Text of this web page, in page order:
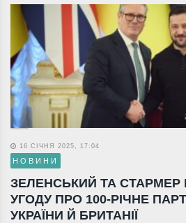
16 СІЧНЯ 2025, 17:04
НОВИНИ
ЗЕЛЕНСЬКИЙ ТА СТАРМЕР
УГОДУ ПРО 100-РІЧНЕ
УКРАЇНИ Й БРИТАНІЇ